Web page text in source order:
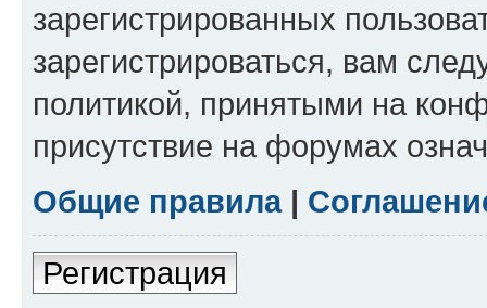
зарегистрированных
зарегистрироваться, вам
политикой, принятыми на
присутствие на форумах
Общие правила|
Регистрация